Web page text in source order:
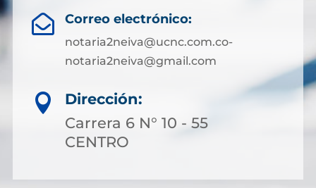
 Correo electrónico:
notaria2neiva@ucnc.com.co-
notaria2neiva@gmail.com

Dirección:
Carrera 6 N° 10 - 55
CENTRO